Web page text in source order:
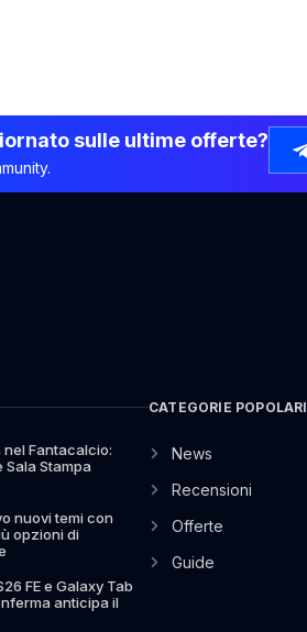
sulle ultime offerte?
Fantacalcio:
Stampa
nuovi temi con
opzioni di
FE e Galaxy Tab
anticipa il
CATEGORIE POPOLARI
News
Recensioni
Offerte
Guide